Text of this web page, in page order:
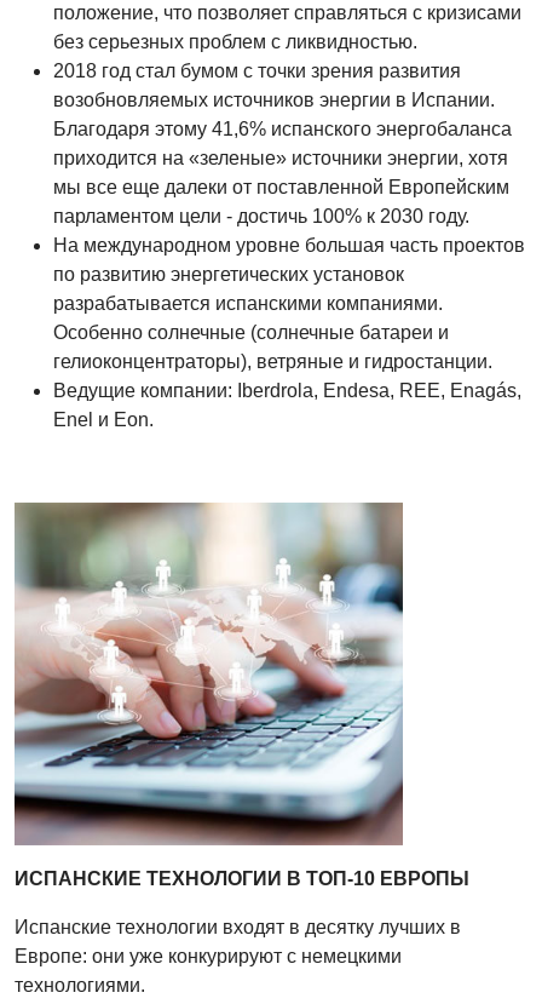
положение, что позволяет справляться с кризисами
без серьезных проблем с ликвидностью.
2018 год стал бумом с точки зрения развития
возобновляемых источников энергии в Испании.
Благодаря этому 41,6% испанского энергобаланса
приходится на «зеленые» источники энергии, хотя
мы все еще далеки от поставленной Европейским
парламентом цели - достичь 100% к 2030 году.
На международном уровне большая часть проектов
по развитию энергетических установок
разрабатывается испанскими компаниями.
Особенно солнечные (cолнечные батареи и
гелиоконцентраторы), ветряные и гидростанции.
Ведущие компании: Iberdrola, Endesa, REE, Enagás,
Enel и Eon.
ИСПАНСКИЕ ТЕХНОЛОГИИ В ТОП-10 ЕВРОПЫ
Испанские технологии входят в десятку лучших в
Европе: они уже конкурируют с немецкими
технологиями.